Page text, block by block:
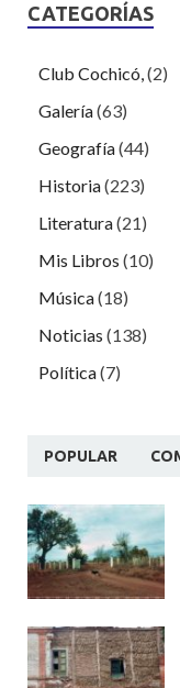
CATEGORÍAS
Club Cochicó, (2)
Galería(63)
Geografía(44)
Historia(223)
Literatura(21)
Mis Libros (10)
Música(18)
Noticias (138)
Política(7)
POPULAR